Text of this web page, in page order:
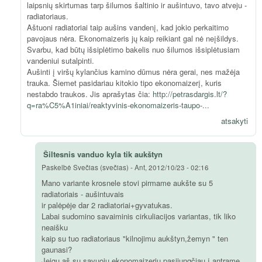
laipsnių skirtumas tarp šilumos šaltinio ir aušintuvo, tavo atveju -
radiatoriaus.
Aštuoni radiatoriai taip aušins vandenį, kad jokio perkaitimo
pavojaus nėra. Ekonomaizeris jų kaip reikiant gal nė neįšildys.
Svarbu, kad būtų išsiplėtimo bakelis nuo šilumos išsiplėtusiam
vandeniui sutalpinti.
Aušinti į viršų kylančius kamino dūmus nėra gerai, nes mažėja
trauka. Šiemet pasidariau kitokio tipo ekonomaizerį, kuris
nestabdo traukos. Jis aprašytas čia: http://petrasdargis.lt/?
q=ra%C5%A1iniai/reaktyvinis-ekonomaizeris-taupo-...
atsakyti
Šiltesnis vanduo kyla tik aukštyn
Paskelbė Svečias (svečias) -Ant, 2012/10/23 - 02:16
Mano variante krosnele stovi pirmame aukšte su 5
radiatoriais - aušintuvais
ir palėpėje dar 2 radiatoriai+gyvatukas.
Labai sudomino savaiminis cirkuliacijos variantas, tik liko
neaišku
kaip su tuo radiatoriaus "kilnojimu aukštyn,žemyn " ten
gaunasi?